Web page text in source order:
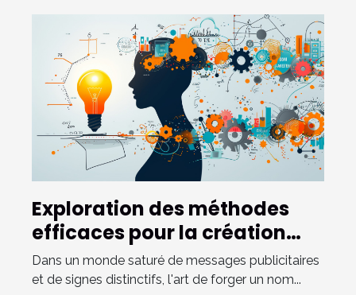
Exploration des méthodes
efficaces pour la création
d'un nom de marque
mémorable
Dans un monde saturé de messages publicitaires
et de signes distinctifs, l'art de forger un nom...